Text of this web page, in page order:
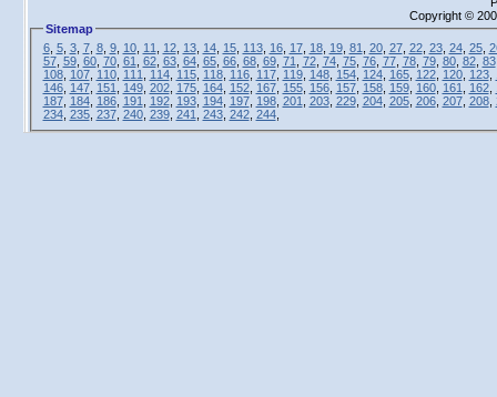
Copyright ©
Sitemap
6, 5, 3, 7, 8, 9, 10, 11 12, 13, 14, 15, 113, 16, 17, 18, 19, 81 20, 27, 22, 23, 24, 25,
57, 59, 60, 70, 61 62, 63, 64, 65, 66, 68, 69, 71 72, 74, 75, 76, 77, 78, 79, 80, 82, 83
108, 107, 110, 111 114, 115, 118, 116, 117, 119, 148, 154, 124, 165, 122, 120, 123,
146, 147, 151 149, 202, 175, 164, 152, 167, 155, 156, 157, 158, 159, 160, 161 162,
187, 184, 186, 191 192, 193, 194, 197, 198, 201 203, 229, 204, 205, 206, 207, 208,
234, 235, 237, 240, 239, 241 243, 242, 244,